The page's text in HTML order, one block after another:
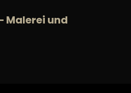
Malerei und